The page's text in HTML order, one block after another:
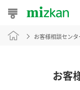
おうちレシピ
お客
お客様相談センタ